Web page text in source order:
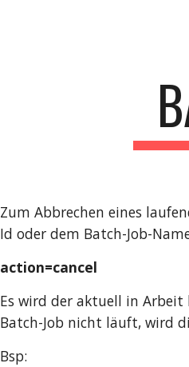
Zum Abbrechen eines
Id oder dem Batch-Job-
action=cancel
Es wird der aktuell in Arbeit
Batch-Job nicht läuft, wird
Bsp: